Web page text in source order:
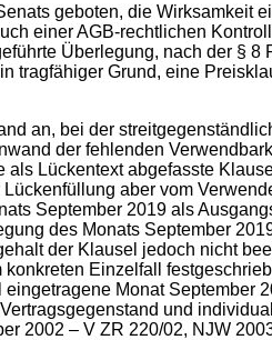
geboten, die Wirksamkeit
einer AGB-rechtlichen
Überlegung, nach der §
Grund, eine
an, bei der
der fehlenden
Lückentext abgefasste
aber vom
September 2019 als
des Monats September
der Klausel jedoch nicht
Einzelfall
Monat September
und
2002 – V ZR 220/02, NJW